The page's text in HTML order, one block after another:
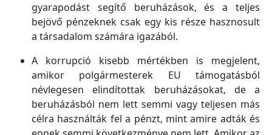
gyarapodást segítő beruházások, és a teljes
bejövő pénzeknek csak egy kis része hasznosult
a társadalom számára igazából.
A korrupció kisebb mértékben is megjelent,
amikor polgármesterek EU támogatásból
névlegesen elindítottak beruházásokat, de a
beruházásból nem lett semmi vagy teljesen más
célra használták fel a pénzt, mint amire adták és